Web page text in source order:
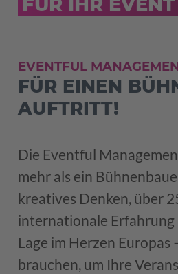
FÜR IHR EVENT
EVENTFUL
FÜR EINEN
AUFTRITT!
Die Eventful
mehr als ein
kreatives Denken, über
internationale Erfahrung
Lage im Herzen Europas
brauchen, um Ihre